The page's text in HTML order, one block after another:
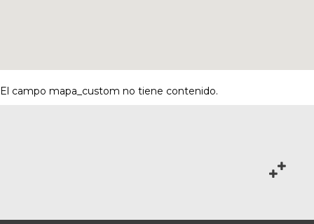
El campo mapa_custom no tiene contenido.